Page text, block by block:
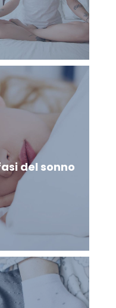
del sonno